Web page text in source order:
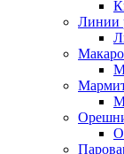
Линии